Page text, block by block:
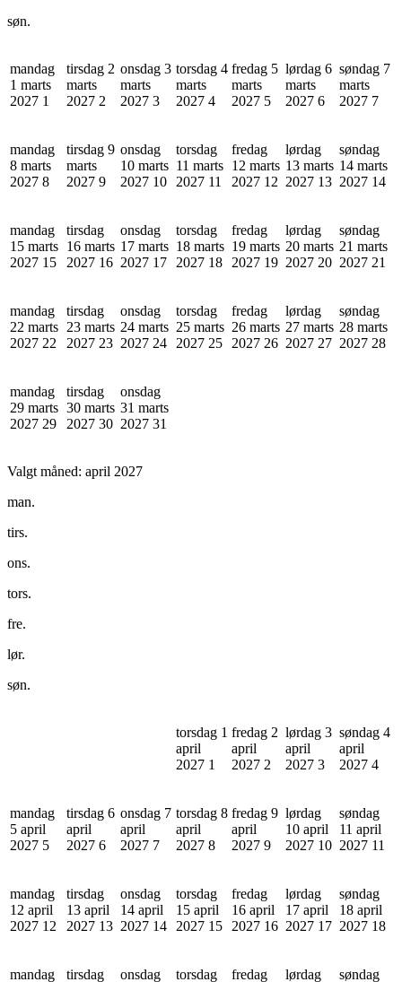
søn.
mandag
1 marts
2027 1
tirsdag 2
marts
2027 2
onsdag 3
marts
2027 3
torsdag 4
marts
2027 4
fredag 5
marts
2027 5
lørdag 6
marts
2027 6
søndag 7
marts
2027 7
mandag
8 marts
2027 8
tirsdag 9
marts
2027 9
onsdag
10 marts
2027 10
torsdag
11 marts
2027 11
fredag
12 marts
2027 12
lørdag
13 marts
2027 13
søndag
14 marts
2027 14
mandag
15 marts
2027 15
tirsdag
16 marts
2027 16
onsdag
17 marts
2027 17
torsdag
18 marts
2027 18
fredag
19 marts
2027 19
lørdag
20 marts
2027 20
søndag
21 marts
2027 21
mandag
22 marts
2027 22
tirsdag
23 marts
2027 23
onsdag
24 marts
2027 24
torsdag
25 marts
2027 25
fredag
26 marts
2027 26
lørdag
27 marts
2027 27
søndag
28 marts
2027 28
mandag
29 marts
2027 29
tirsdag
30 marts
2027 30
onsdag
31 marts
2027 31
Valgt måned: april 2027
man.
tirs.
ons.
tors.
fre.
lør.
søn.
torsdag 1
april
2027 1
fredag 2
april
2027 2
lørdag 3
april
2027 3
søndag 4
april
2027 4
mandag
5 april
2027 5
tirsdag 6
april
2027 6
onsdag 7
april
2027 7
torsdag 8
april
2027 8
fredag 9
april
2027 9
lørdag
10 april
2027 10
søndag
11 april
2027 11
mandag
12 april
2027 12
tirsdag
13 april
2027 13
onsdag
14 april
2027 14
torsdag
15 april
2027 15
fredag
16 april
2027 16
lørdag
17 april
2027 17
søndag
18 april
2027 18
mandag tirsdag onsdag torsdag fredag lørdag søndag